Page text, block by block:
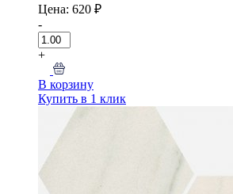
Цена: 620 ₽
-
+
В корзину
Купить в 1 клик